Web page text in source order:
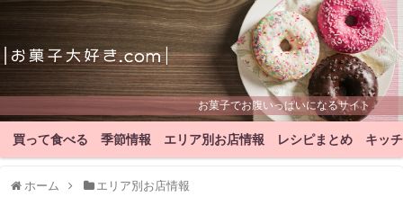
お菓子でお腹いっぱいになるサイト
買って食べる 季節情報 エリア別お店情報 レシピまとめ キッ
ホーム エリア別お店情報